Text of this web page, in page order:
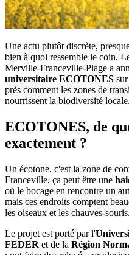
Une actu plutôt discrète,
bien à quoi ressemble le coin.
Merville-Franceville-Plage a
universitaire ECOTONES
près comment les zones de
nourrissent la biodiversité locale.
ECOTONES, de
exactement ?
Un écotone, c'est la zone de
Franceville, ça peut être une
où le bocage en rencontre un
mais ces endroits comptent
les oiseaux et les chauves-souris.
Le projet est porté par l'
FEDER et de la Région